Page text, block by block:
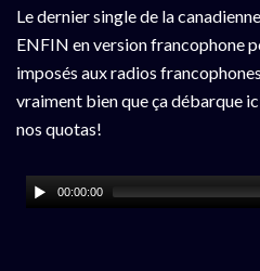
Le dernier single de la
ENFIN en version francophone
imposés aux radios
vraiment bien que ça débarque
nos quotas!
00:00:00